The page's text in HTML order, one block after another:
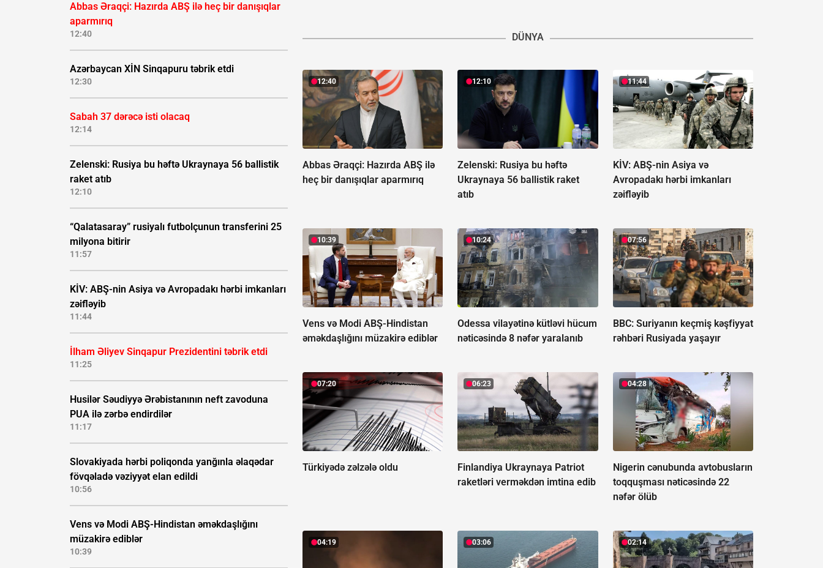
Abbas Əraqçi: Hazırda ABŞ ilə heç bir danışıqlar
aparmırıq
12:40
Azərbaycan XİN Sinqapuru təbrik etdi
12:30
Sabah 37 dərəcə isti olacaq
12:14
Zelenski: Rusiya bu həftə Ukraynaya 56 ballistik
raket atıb
12:10
“Qalatasaray” rusiyalı futbolçunun transferini 25
milyona bitirir
11:57
KİV: ABŞ-nin Asiya və Avropadakı hərbi imkanları
zəifləyib
11:44
İlham Əliyev Sinqapur Prezidentini təbrik etdi
11:25
Husilər Səudiyyə Ərəbistanının neft zavoduna
PUA ilə zərbə endirdilər
11:17
Slovakiyada hərbi poliqonda yanğınla əlaqədar
fövqəladə vəziyyət elan edildi
10:56
Vens və Modi ABŞ-Hindistan əməkdaşlığını
müzakirə ediblər
10:39
DÜNYA
12:40
Abbas Əraqçi: Hazırda ABŞ ilə
heç bir danışıqlar aparmırıq
12:10
Zelenski: Rusiya bu həftə
Ukraynaya 56 ballistik raket
atıb
11:44
KİV: ABŞ-nin Asiya və
Avropadakı hərbi imkanları
zəifləyib
10:39
Vens və Modi ABŞ-Hindistan
əməkdaşlığını müzakirə ediblər
10:24
Odessa vilayətinə kütləvi hücum
nəticəsində 8 nəfər yaralanıb
07:56
BBC: Suriyanın keçmiş kəşfiyyat
rəhbəri Rusiyada yaşayır
07:20
Türkiyədə zəlzələ oldu
06:23
Finlandiya Ukraynaya Patriot
raketləri verməkdən imtina edib
04:28
Nigerin cənubunda avtobusların
toqquşması nəticəsində 22
nəfər ölüb
04:19 03:06 02:14